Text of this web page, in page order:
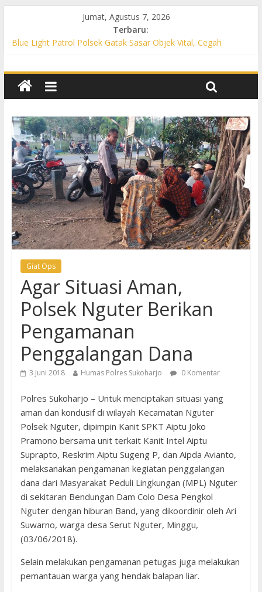
Jumat, Agustus 7, 2026
Terbaru:
Blue Light Patrol Polsek Gatak Sasar Objek Vital, Cegah
Permukiman, Antisipasi 3C dan Gangguan Kamtibmas
Patroli KRYD Polsek Baki Sisir Titik Rawan, Cegah 3C hingga
Patroli Blue Light Polsek Nguter Sasar Perbankan hingga
Permukiman, Antisipasi 3C dan Gangguan Kamtibmas
Blue Light Patrol Polsek Tawangsari Sisir Belasan Desa, Cegah
Kejahatan 3C dan Gangguan Kamtibmas
Giat Ops
Agar Situasi Aman,
Polsek Nguter Berikan
Pengamanan
Penggalangan Dana
3 Juni 2018 Humas Polres Sukoharjo 0 Komentar
Polres Sukoharjo – Untuk menciptakan situasi yang
aman dan kondusif di wilayah Kecamatan Nguter
Polsek Nguter, dipimpin Kanit SPKT Aiptu Joko
Pramono bersama unit terkait Kanit Intel Aiptu
Suprapto, Reskrim Aiptu Sugeng P, dan Aipda Avianto,
melaksanakan pengamanan kegiatan penggalangan
dana dari Masyarakat Peduli Lingkungan (MPL) Nguter
di sekitaran Bendungan Dam Colo Desa Pengkol
Nguter dengan hiburan Band, yang dikoordinir oleh Ari
Suwarno, warga desa Serut Nguter, Minggu,
(03/06/2018).
Selain melakukan pengamanan petugas juga melakukan
pemantauan warga yang hendak balapan liar.